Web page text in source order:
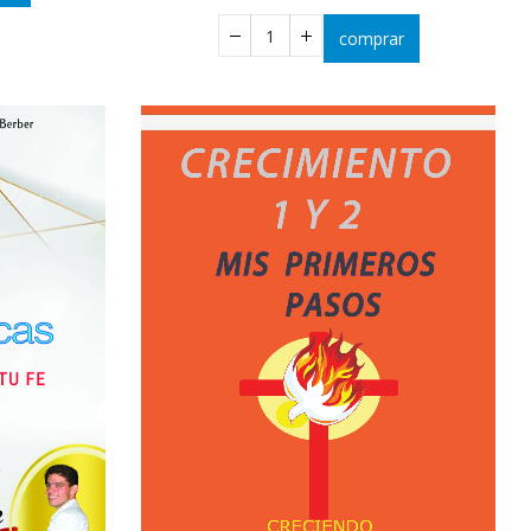
comprar